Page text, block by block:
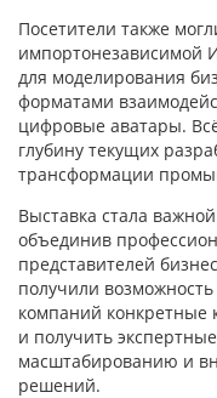
Посетители также
импортонезависимой
для моделирования
форматами
цифровые аватары.
глубину текущих
трансформации
Выставка стала
объединив
представителей
получили
компаний конкретные
и получить
масштабированию и
решений.